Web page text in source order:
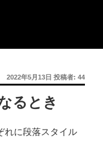
投
稿
日:
2022年5月13日 投稿者: 44
るとき
れに段落スタイル